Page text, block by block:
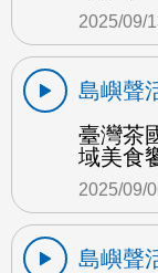
2025/09/
島嶼聲
臺灣茶
域美食
2025/09/
島嶼聲